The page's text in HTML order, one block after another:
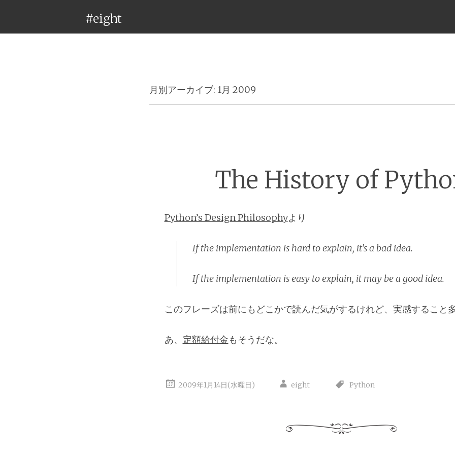
#eight
ー
月別アーカイブ: 1月 2009
The History of
Python’s Design Philosophyより
If the implementation is hard to explain, it’s a bad idea.
If the implementation is easy to explain, it may be a good idea.
このフレーズは前にもどこかで読んだ気がするけれど、実感すること
あ、 定額給付金もそうだな。
2009年1月14日(水曜日) eight Python